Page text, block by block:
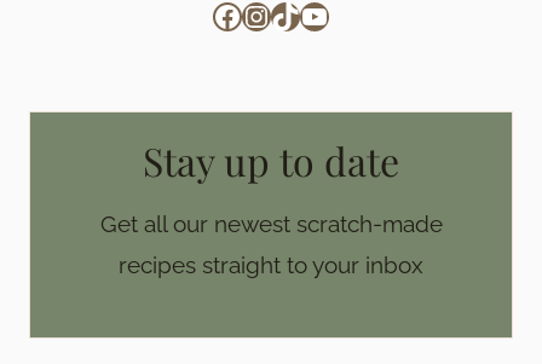
Facebook
Instagram
TikTok
YouTube
Stay up to date
Get all our newest scratch-made
recipes straight to your inbox